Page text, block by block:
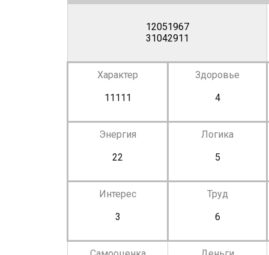
12051967
31042911
Характер
11111
Здоровье
4
Энергия
22
Логика
5
Интерес
3
Труд
6